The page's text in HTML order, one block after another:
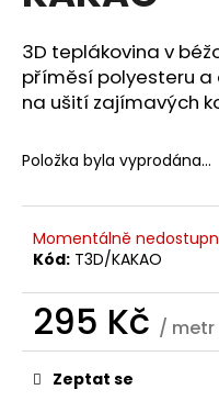
3D teplákovina v
příměsí polyesteru
na ušití zajímavých
Položka byla vyprodána…
Momentálně
Kód: T3D/KAKAO
295 Kč / metr
Měrná
cena:Zeptat se
D
p
o
u
j
e